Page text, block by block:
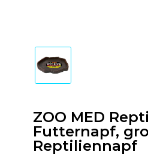
ZOO MED
Futternapf,
Reptiliennapf